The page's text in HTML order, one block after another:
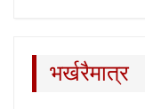
भर्खरैमात्र